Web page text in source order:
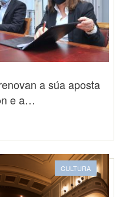
a súa aposta
e a…
CULTURA